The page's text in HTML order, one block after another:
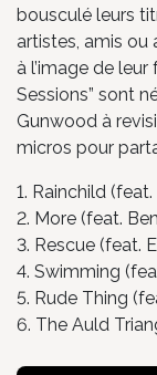
bousculé leurs
artistes, amis ou
à l’image de
Sessions” sont
Gunwood à
micros pour
1. Rainchild
2. More (feat.
3. Rescue (feat.
4. Swimming
5. Rude Thing
6. The Auld